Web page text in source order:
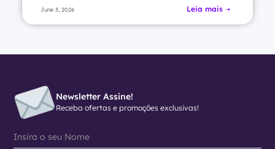
June 3, 2026 Leia mais
Newsletter Assine!
Receba ofertas e promoções exclusivas!